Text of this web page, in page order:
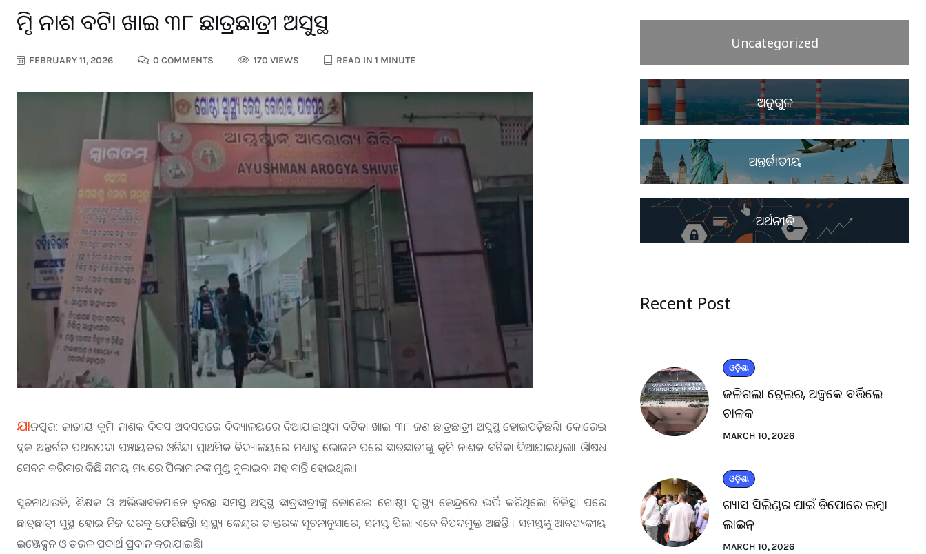
କୃମି ନାଶକ ବଟିକା ଖାଇ ୩୮ ଛାତ୍ରଛାତ୍ରୀ ଅସୁସ୍ଥ
FEBRUARY 11, 2026 0 COMMENTS 170 VIEWS READ IN 1 MINUTE
ଯାଜପୁର: ଜାତୀୟ କୃମି ନାଶକ ଦିବସ ଅବସରରେ ବିଦ୍ୟାଳୟରେ ଦିଆଯାଇଥିବା ବଟିକା ଖାଇ ୩୮ ଜଣ ଛାତ୍ରଛାତ୍ରୀ ଅସୁସ୍ଥ ହୋଇପଡ଼ିଛନ୍ତି। କୋରେଇ
ବ୍ଲକ ଅନ୍ତର୍ଗତ ପଥରପଦା ପଞ୍ଚାୟତର ଓଚିନ୍ଦା ପ୍ରାଥମିକ ବିଦ୍ୟାଳୟରେ ମଧ୍ୟାହ୍ନ ଭୋଜନ ପରେ ଛାତ୍ରଛାତ୍ରୀଙ୍କୁ କୃମି ନାଶକ ବଟିକା ଦିଆଯାଇଥିଲା। ଔଷଧ
ସେବନ କରିବାର କିଛି ସମୟ ମଧ୍ୟରେ ପିଲାମାନଙ୍କ ମୁଣ୍ଡ ବୁଲାଇବା ସହ ବାନ୍ତି ହୋଇଥିଲା।
ସୂଚନାଥାଉକି, ଶିକ୍ଷକ ଓ ଅଭିଭାବକମାନେ ତୁରନ୍ତ ସମସ୍ତ ଅସୁସ୍ଥ ଛାତ୍ରଛାତ୍ରୀଙ୍କୁ କୋରେଇ ଗୋଷ୍ଠୀ ସ୍ବାସ୍ଥ୍ୟ କେନ୍ଦ୍ରରେ ଭର୍ତ୍ତି କରିଥିଲେ। ଚିକିତ୍ସା ପରେ
ଛାତ୍ରଛାତ୍ରୀ ସୁସ୍ଥ ହୋଇ ନିଜ ଘରକୁ ଫେରିଛନ୍ତି। ସ୍ବାସ୍ଥ୍ୟ କେନ୍ଦ୍ରର ଡାକ୍ତରଙ୍କ ସୂଚନାନୁସାରେ, ସମସ୍ତ ପିଲା ଏବେ ବିପଦମୁକ୍ତ ଅଛନ୍ତି । ସମସ୍ତଙ୍କୁ ଆବଶ୍ୟକୀୟ
ଇଞ୍ଜେକ୍ସନ ଓ ତରଳ ପଦାର୍ଥ ପ୍ରଦାନ କରାଯାଇଛି।
Uncategorized
ଅନୁଗୁଳ
ଅନ୍ତର୍ଜାତୀୟ
ଅର୍ଥନୀତି
Recent Post
ଓଡ଼ିଶା
ଜଳିଗଲା ଟ୍ରେଲର, ଅଳ୍ପକେ ବର୍ତ୍ତିଲେ
ଚାଳକ
MARCH 10, 2026
ଓଡ଼ିଶା
ଗ୍ୟାସ ସିଲିଣ୍ଡର ପାଇଁ ଡିପୋରେ ଲମ୍ବା
ଲାଇନ୍
MARCH 10, 2026